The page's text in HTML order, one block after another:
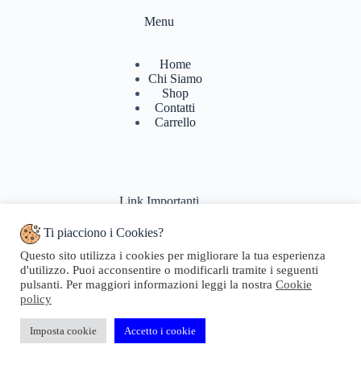
Menu
Home
Chi Siamo
Shop
Contatti
Carrello
Link Importanti
Politiche di Reso
Pagamenti & Spedizioni
Termini di utilizzo
Cookie Policy
Domande Frequenti
Copyright © 2024 Geosta di Longhi Rita - Web powered by
Ti piacciono i Cookies?
Questo sito utilizza i cookies per migliorare la tua esperienza
d'utilizzo. Puoi acconsentire o modificarli tramite i seguenti
pulsanti. Per maggiori informazioni leggi la nostra Cookie
policy
Imposta cookie Accetto i cookie